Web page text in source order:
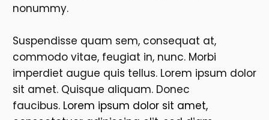
nonummy.
Suspendisse quam sem, consequat at,
commodo vitae, feugiat in, nunc. Morbi
imperdiet augue quis tellus. Lorem ipsum dolor
sit amet. Quisque aliquam. Donec
faucibus. Lorem ipsum dolor sit amet,